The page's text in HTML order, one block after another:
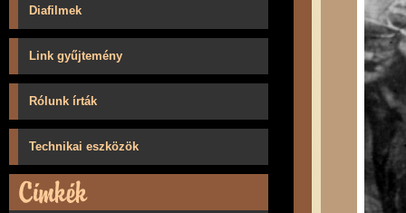
Diafilmek
Link gyűjtemény
Rólunk írták
Technikai eszközök